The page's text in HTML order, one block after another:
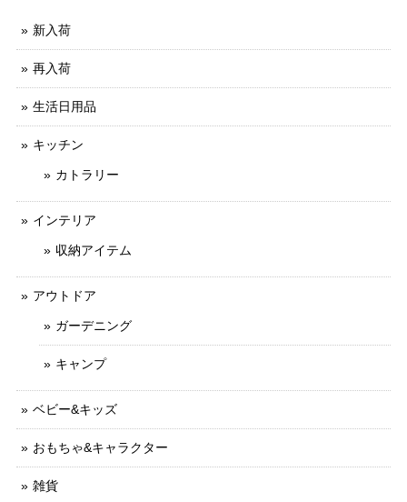
新入荷
再入荷
生活日用品
キッチン
カトラリー
インテリア
収納アイテム
アウトドア
ガーデニング
キャンプ
ベビー&キッズ
おもちゃ&キャラクター
雑貨